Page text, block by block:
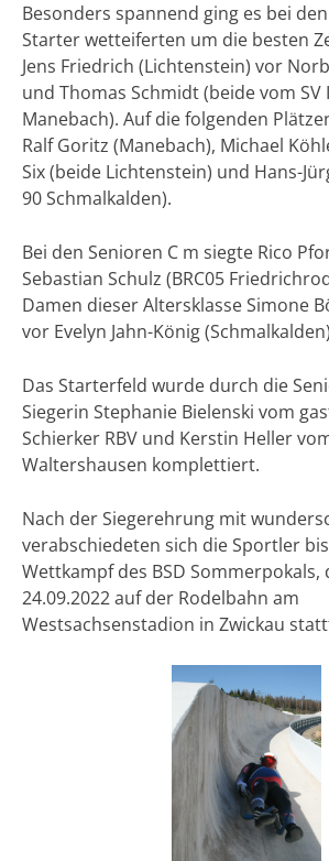
Besonders spannend ging es bei
Starter wetteiferten um die besten
Jens Friedrich (Lichtenstein) vor
und Thomas Schmidt (beide vom SV
Manebach). Auf die folgenden
Ralf Goritz (Manebach), Michael
Six (beide Lichtenstein) und Hans-
90 Schmalkalden).
Bei den Senioren C m siegte Rico
Sebastian Schulz (BRC05
Damen dieser Altersklasse Simone
vor Evelyn Jahn-König
Das Starterfeld wurde durch die
Siegerin Stephanie Bielenski vom
Schierker RBV und Kerstin Heller
Waltershausen komplettiert.
Nach der Siegerehrung mit
verabschiedeten sich die Sportler
Wettkampf des BSD Sommerpokals,
24.09.2022 auf der Rodelbahn am
Westsachsenstadion in Zwickau